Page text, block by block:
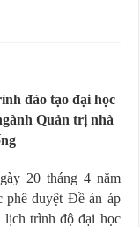
đào tạo đại học
Quản trị nhà
20 tháng 4 năm
phê duyệt Đề án áp
lịch trình độ đại học